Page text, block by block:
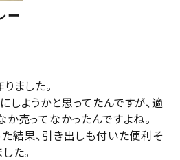
ー
ました。
ようかと思ってたんですが、適
売ってなかったんですよね。
結果、引き出しも付いた便利そ
た。